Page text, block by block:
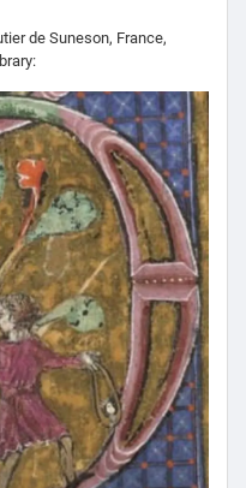
de Suneson, France,